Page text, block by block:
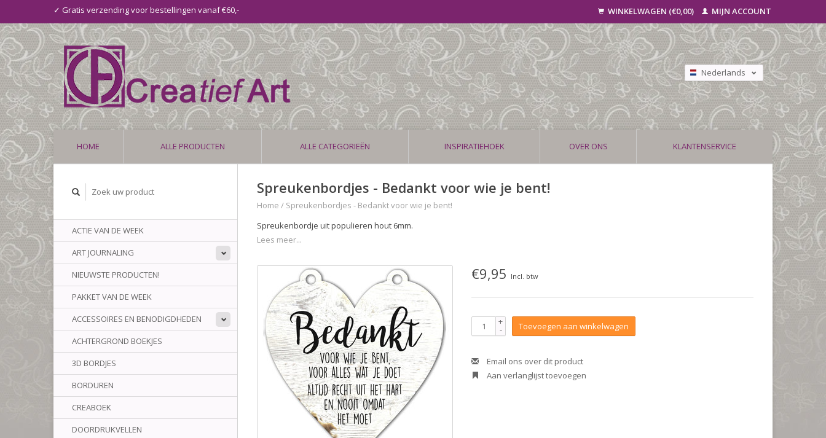
✓ Gratis verzending voor bestellingen vanaf €60,- WINKELWAGEN (€0,00) MIJN ACCOUNT
Nederlands
Deutsch
Français
HOME ALLE PRODUCTEN ALLE CATEGORIEËN INSPIRATIEHOEK OVER ONS KLANTENSERVICE
ACTIE VAN DE WEEK
ART JOURNALING
NIEUWSTE PRODUCTEN!
PAKKET VAN DE WEEK
ACCESSOIRES EN BENODIGDHEDEN
ACHTERGROND BOEKJES
3D BORDJES
BORDUREN
CREABOEK
DOORDRUKVELLEN
Spreukenbordjes - Bedankt voor wie je bent!
Home / Spreukenbordjes - Bedankt voor wie je bent!
Spreukenbordje uit populieren hout 6mm.
Lees meer...
€9,95 Incl. btw
+
- Toevoegen aan winkelwagen
Email ons over dit product
Aan verlanglijst toevoegen